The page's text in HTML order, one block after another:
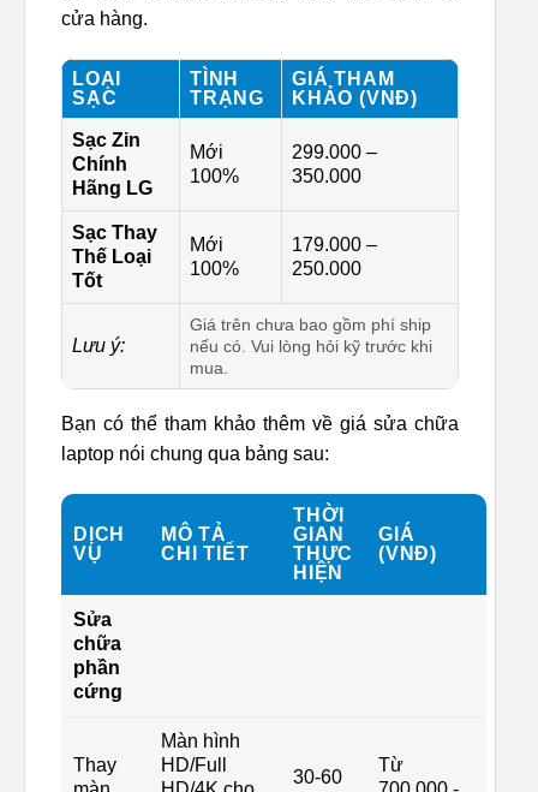
cửa hàng.
LOẠI
SẠC
TÌNH
TRẠNG
GIÁ THAM
KHẢO (VNĐ)
Sạc Zin
Chính
Hãng LG
Mới
100%
299.000 –
350.000
Sạc Thay
Thế Loại
Tốt
Mới
100%
179.000 –
250.000
Lưu ý:
Giá trên chưa bao gồm phí ship
nếu có. Vui lòng hỏi kỹ trước khi
mua.
Bạn có thể tham khảo thêm về giá sửa chữa
laptop nói chung qua bảng sau:
DỊCH
VỤ
MÔ TẢ
CHI TIẾT
THỜI
GIAN
THỰC
HIỆN
GIÁ
(VNĐ)
Sửa
chữa
phần
cứng
Thay
Màn hình
HD/Full
30-60
Từ